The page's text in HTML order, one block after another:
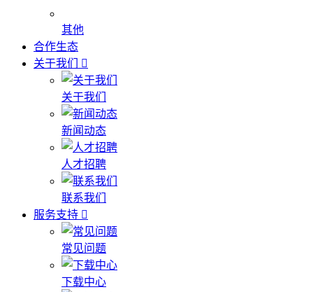
其他
合作生态
关于我们
关于我们
新闻动态
人才招聘
联系我们
服务支持
常见问题
下载中心